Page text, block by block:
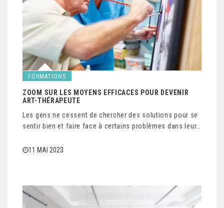
FORMATIONS
ZOOM SUR LES MOYENS EFFICACES POUR DEVENIR
ART-THÉRAPEUTE
Les gens ne cessent de chercher des solutions pour se
sentir bien et faire face à certains problèmes dans leur…
11 MAI 2023